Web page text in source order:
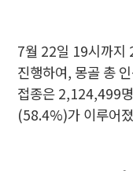
7월 22일 19시까지
진행하여, 몽골 총
접종은 2,124,499
(58.4%)가 이루어